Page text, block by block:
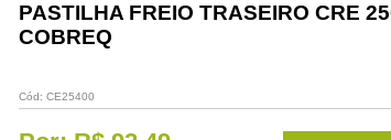
PASTILHA FREIO TRASEIRO CRE
COBREQ
Cód: CE25400